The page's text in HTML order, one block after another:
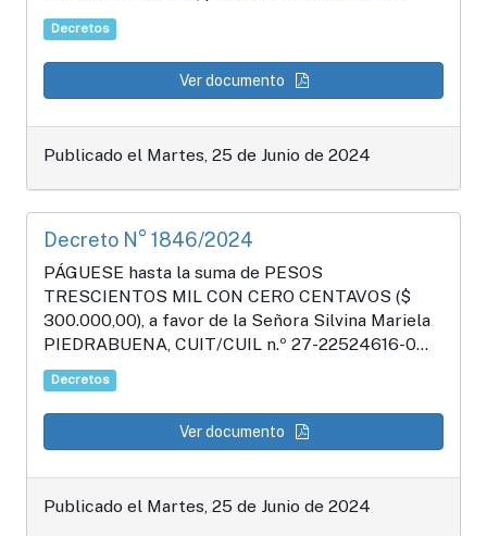
Decretos
Ver documento
Publicado el Martes, 25 de Junio de 2024
Decreto N° 1846/2024
PÁGUESE hasta la suma de PESOS
TRESCIENTOS MIL CON CERO CENTAVOS ($
300.000,00), a favor de la Señora Silvina Mariela
PIEDRABUENA, CUIT/CUIL n.º 27-22524616-0...
Decretos
Ver documento
Publicado el Martes, 25 de Junio de 2024